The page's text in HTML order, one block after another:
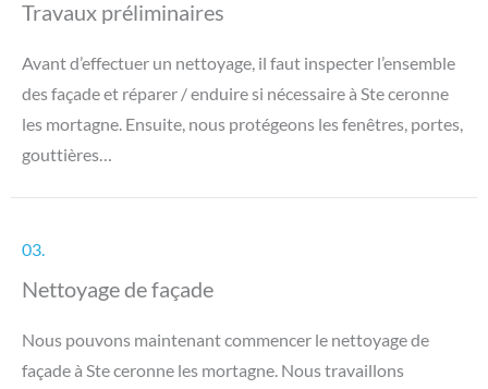
Travaux préliminaires
Avant d’effectuer un nettoyage, il faut inspecter l’ensemble
des façade et réparer / enduire si nécessaire à Ste ceronne
les mortagne. Ensuite, nous protégeons les fenêtres, portes,
gouttières…
03.
Nettoyage de façade
Nous pouvons maintenant commencer le nettoyage de
façade à Ste ceronne les mortagne. Nous travaillons